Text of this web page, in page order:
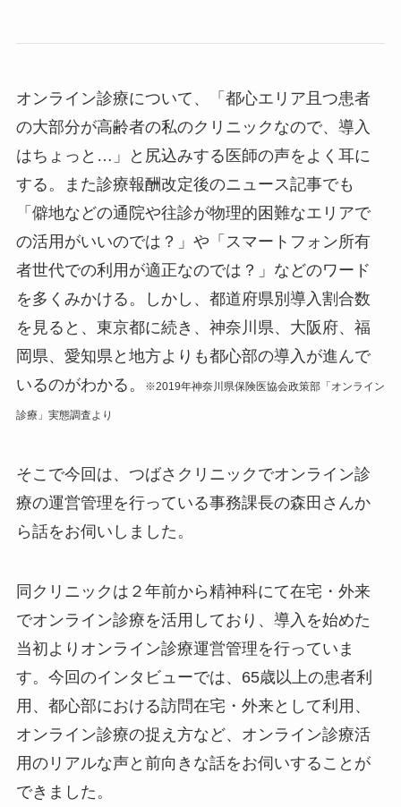
オンライン診療について、「都心エリア且つ患者
の大部分が高齢者の私のクリニックなので、導入
はちょっと…」と尻込みする医師の声をよく耳に
する。また診療報酬改定後のニュース記事でも
「僻地などの通院や往診が物理的困難なエリアで
の活用がいいのでは？」や「スマートフォン所有
者世代での利用が適正なのでは？」などのワード
を多くみかける。しかし、都道府県別導入割合数
を見ると、東京都に続き、神奈川県、大阪府、福
岡県、愛知県と地方よりも都心部の導入が進んで
いるのがわかる。
※2019年神奈川県保険医協会政策部「オンライン
診療」実態調査より
そこで今回は、つばさクリニックでオンライン診
療の運営管理を行っている事務課長の森田さんか
ら話をお伺いしました。
同クリニックは２年前から精神科にて在宅・外来
でオンライン診療を活用しており、導入を始めた
当初よりオンライン診療運営管理を行っていま
す。今回のインタビューでは、65歳以上の患者利
用、都心部における訪問在宅・外来として利用、
オンライン診療の捉え方など、オンライン診療活
用のリアルな声と前向きな話をお伺いすることが
できました。